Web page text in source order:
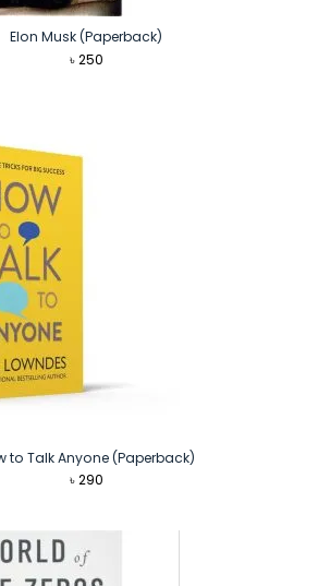
Elon Musk (Paperback)
৳250
to Talk Anyone (Paperback)
৳290